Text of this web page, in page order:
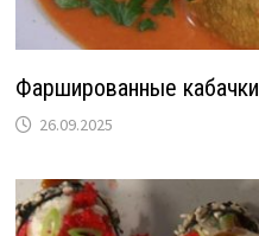
Фаршированные кабачки
26.09.2025